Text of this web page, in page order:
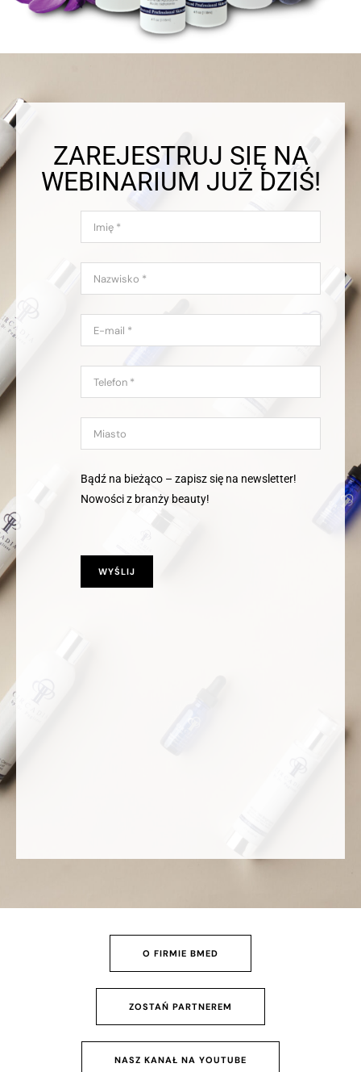
ZAREJESTRUJ SIĘ NA
WEBINARIUM JUŻ DZIŚ!
Bądź na bieżąco – zapisz się na newsletter!
Nowości z branży beauty!
O FIRMIE BMED
ZOSTAŃ PARTNEREM
NASZ KANAŁ NA YOUTUBE